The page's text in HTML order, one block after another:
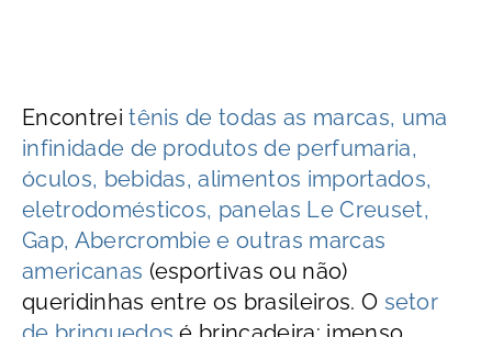
Encontreitênis de todas as marcas, uma
infinidade de produtos de perfumaria,
óculos, bebidas, alimentos importados,
eletrodomésticos, panelas Le Creuset,
Gap, Abercrombie e outras marcas
americanas (esportivas ou não)
queridinhas entre os brasileiros. O setor